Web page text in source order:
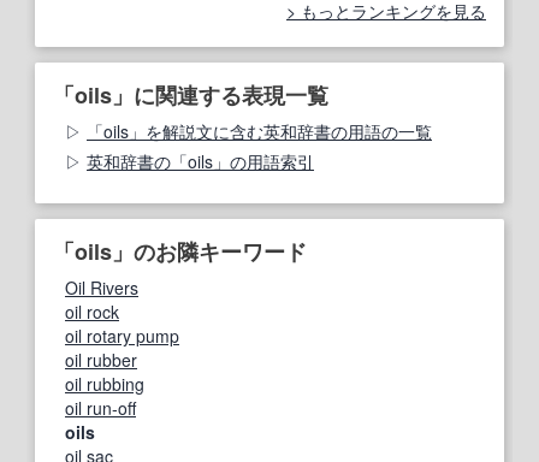
もっとランキングを見る
「oils」に関連する表現一覧
「oils」を解説文に含む英和辞書の用語の一覧
英和辞書の「oils」の用語索引
「oils」のお隣キーワード
Oil Rivers
oil rock
oil rotary pump
oil rubber
oil rubbing
oil run‐off
oils
oil sac